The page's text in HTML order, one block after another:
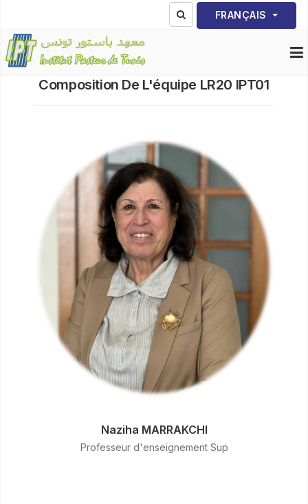
Sélectionnez votre
FRANÇAIS
Composition De L'équipe LR20 IPT01
Naziha MARRAKCHI
Professeur d'enseignement Sup